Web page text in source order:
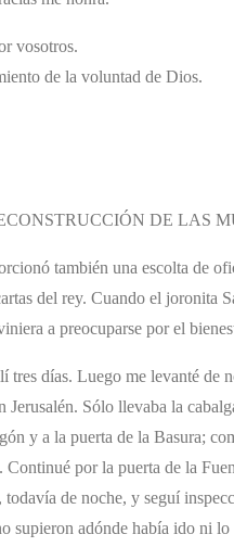
vosotros.
de la voluntad de Dios.
DE LAS
también una escolta de
del rey. Cuando el joronita
a preocuparse por el
tres días. Luego me levanté
Jerusalén. Sólo llevaba la
y a la puerta de la Basura;
Continué por la puerta de la
todavía de noche, y seguí
supieron adónde había ido ni